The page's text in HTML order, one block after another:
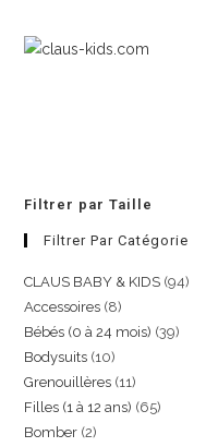
Filtrer par Taille
Filtrer Par Catégorie
CLAUS BABY & KIDS 94
Accessoires 8
Bébés (0 à 24 mois) 39
Bodysuits 10
Grenouillères 11
Filles (1 à 12 ans) 65
Bomber 2